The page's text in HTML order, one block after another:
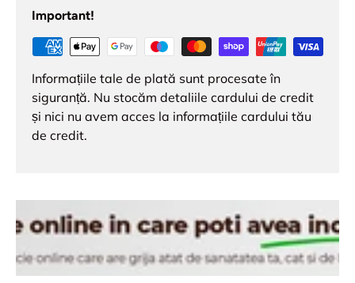
Important!
Informațiile tale de plată sunt procesate în
siguranță. Nu stocăm detaliile cardului de credit
și nici nu avem acces la informațiile cardului tău
de credit.